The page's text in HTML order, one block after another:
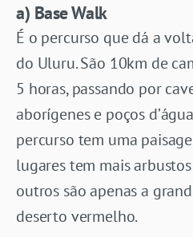
a) Base Walk
É o percurso que dá a
do Uluru. São 10km de
5 horas, passando por
aborígenes e poços
percurso tem uma
lugares tem mais
outros são apenas a
deserto vermelho.